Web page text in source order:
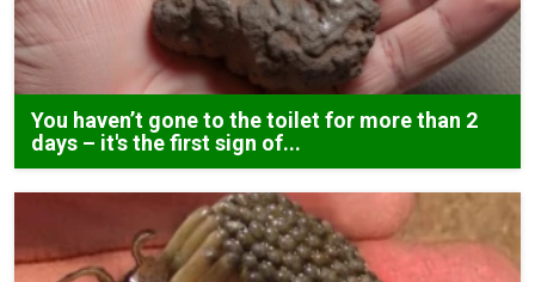
You haven’t gone to the toilet for more than 2
days – it's the first sign of...